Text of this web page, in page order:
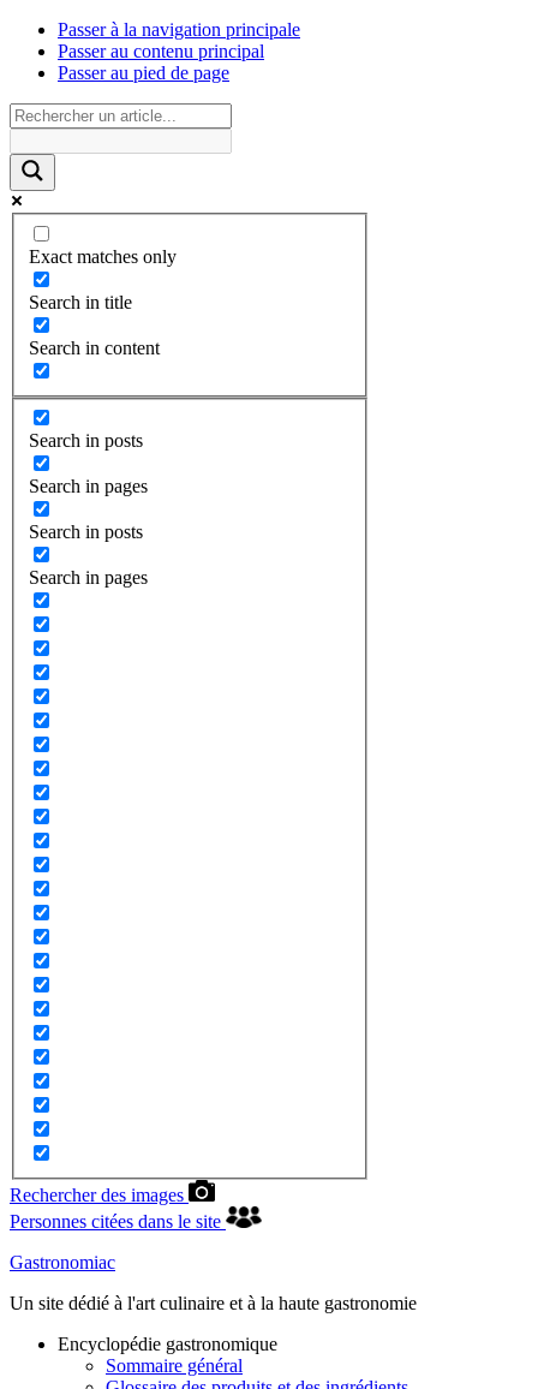
Passer à la navigation principale
Passer au contenu principal
Passer au pied de page
Exact matches only
Search in title
Search in content
Search in posts
Search in pages
Search in posts
Search in pages
Rechercher des images
Personnes citées dans le site
Gastronomiac
Un site dédié à l'art culinaire et à la haute gastronomie
Encyclopédie gastronomique
Sommaire général